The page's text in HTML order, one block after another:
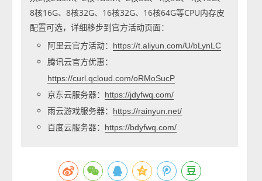
8核16G、8核32G、16核32G、16核64G等CPU内存皮
配置可选，详细移步到官方活动页面：
阿里云官方活动：
https://t.aliyun.com/U/bLynLC
腾讯云官方优惠：
https://curl.qcloud.com/oRMoSucP
京东云服务器： https://jdyfwq.com/
雨云游戏服务器： https://rainyun.net/
百度云服务器： https://bdyfwq.com/